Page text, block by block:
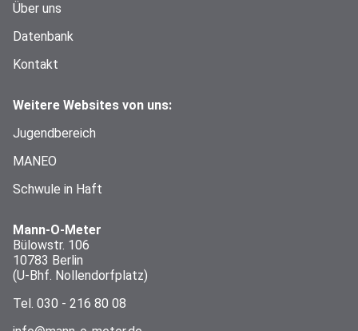
Über uns
Datenbank
Kontakt
Weitere Websites von uns:
Jugendbereich
MANEO
Schwule in Haft
Mann-O-Meter
Bülowstr. 106
10783 Berlin
(U-Bhf. Nollendorfplatz)
Tel. 030 - 216 80 08